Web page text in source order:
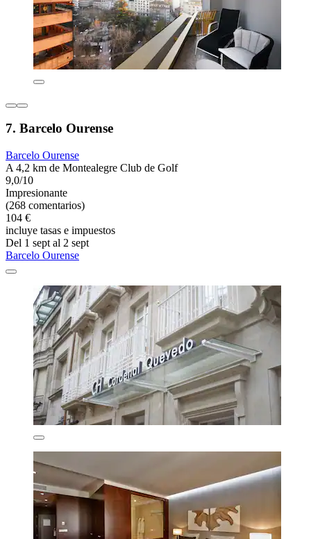
7. Barcelo Ourense
Barcelo Ourense
A 4,2 km de Montealegre Club de Golf
9,0/10
Impresionante
(268 comentarios)
104 €
incluye tasas e impuestos
Del 1 sept al 2 sept
Barcelo Ourense